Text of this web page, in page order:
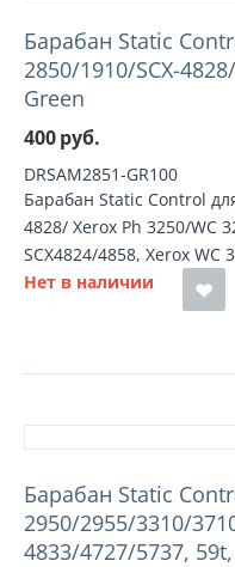
Барабан Static
2850/1910/SCX-
Green
400руб.
DRSAM2851-GR100
Барабан Static Control
4828/ Xerox Ph 3250/WC
SCX4824/4858, Xerox WC
Нет в наличии
Барабан Static
2950/2955/3310/
4833/4727/5737,